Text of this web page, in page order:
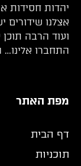
יהדות חסידות
אצלנו שידורים
ועוד הרבה תוכן
התחברו
מפת האתר
דף הבית
תוכניות